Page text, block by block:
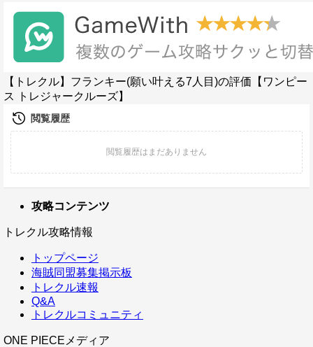
【トレクル】フランキー(願い叶える7人目)の評価【ワンピー
ス トレジャークルーズ】
攻略コンテンツ
トレクル攻略情報
トップページ
海賊同盟募集掲示板
トレクル速報
Q&A
トレクルコミュニティ
ONE PIECEメディア